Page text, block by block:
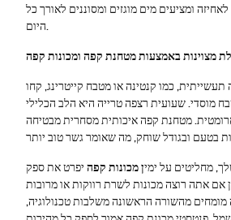
ומציעים מים מוגזים ומסוננים לאורך כל
היום.
מצוינות באמצעות מטחנת קפה ומכונות קפה
כמו קנטינה או מטבח קייטרינג, קחו
מוסדי. שעועית רצפה טרייה היא הלב הכלילי
מטחנת קפה איכותית מסחרית מבטיחה
מחליטים על ימיןמכונות קפהיפרט את ספק
אם אתה רוצה מכונות לשרת רווקות או מרובות
מומחים מהשורה הראשונה משלבות טכנולוגיה,